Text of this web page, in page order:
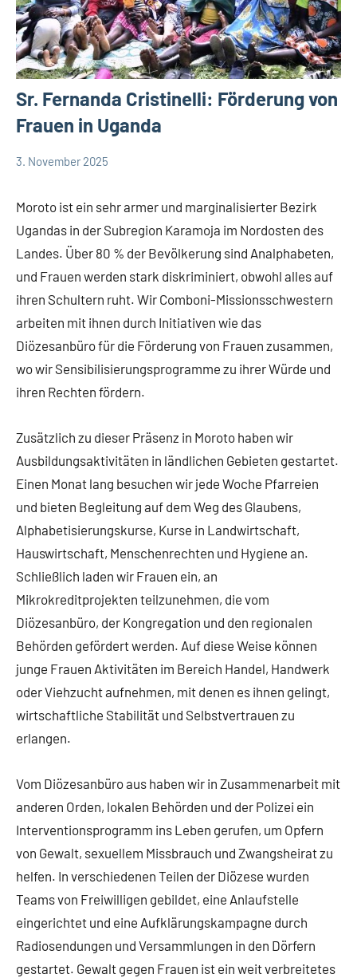
Sr. Fernanda Cristinelli: Förderung von
Frauen in Uganda
3. November 2025
Moroto ist ein sehr armer und marginalisierter Bezirk
Ugandas in der Subregion Karamoja im Nordosten des
Landes. Über 80 % der Bevölkerung sind Analphabeten,
und Frauen werden stark diskriminiert, obwohl alles auf
ihren Schultern ruht. Wir Comboni-Missionsschwestern
arbeiten mit ihnen durch Initiativen wie das
Diözesanbüro für die Förderung von Frauen zusammen,
wo wir Sensibilisierungsprogramme zu ihrer Würde und
ihren Rechten fördern.
Zusätzlich zu dieser Präsenz in Moroto haben wir
Ausbildungsaktivitäten in ländlichen Gebieten gestartet.
Einen Monat lang besuchen wir jede Woche Pfarreien
und bieten Begleitung auf dem Weg des Glaubens,
Alphabetisierungskurse, Kurse in Landwirtschaft,
Hauswirtschaft, Menschenrechten und Hygiene an.
Schließlich laden wir Frauen ein, an
Mikrokreditprojekten teilzunehmen, die vom
Diözesanbüro, der Kongregation und den regionalen
Behörden gefördert werden. Auf diese Weise können
junge Frauen Aktivitäten im Bereich Handel, Handwerk
oder Viehzucht aufnehmen, mit denen es ihnen gelingt,
wirtschaftliche Stabilität und Selbstvertrauen zu
erlangen.
Vom Diözesanbüro aus haben wir in Zusammenarbeit mit
anderen Orden, lokalen Behörden und der Polizei ein
Interventionsprogramm ins Leben gerufen, um Opfern
von Gewalt, sexuellem Missbrauch und Zwangsheirat zu
helfen. In verschiedenen Teilen der Diözese wurden
Teams von Freiwilligen gebildet, eine Anlaufstelle
eingerichtet und eine Aufklärungskampagne durch
Radiosendungen und Versammlungen in den Dörfern
gestartet. Gewalt gegen Frauen ist ein weit verbreitetes